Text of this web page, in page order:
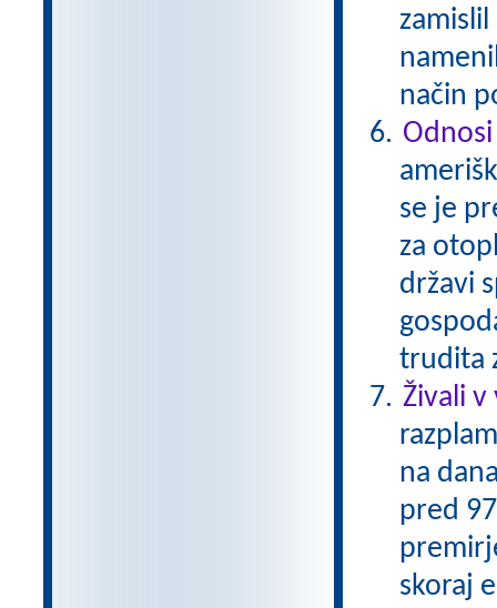
način
se je
za
državi
trudita
Živali
na
pred
skoraj